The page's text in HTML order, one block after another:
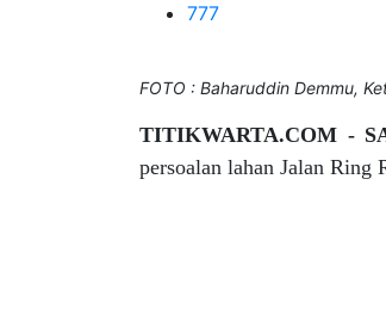
777
FOTO : Baharuddin Demmu,
TITIKWARTA.COM -
persoalan lahan Jalan Ring